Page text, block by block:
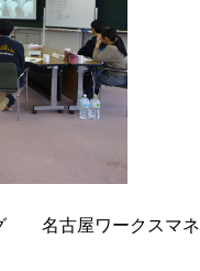
名古屋ワークスマネ